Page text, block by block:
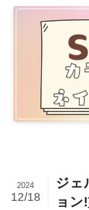
ジェ
ョン
2024
12/18